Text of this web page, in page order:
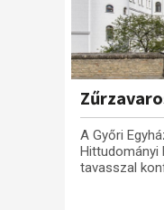
A Győri
Hittudományi
tavasszal